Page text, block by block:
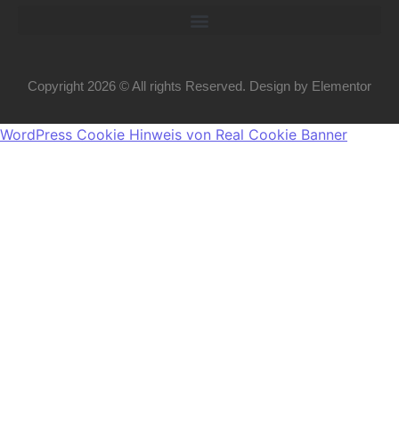
Copyright 2026 © All rights Reserved. Design by Elementor
WordPress Cookie Hinweis von Real Cookie Banner